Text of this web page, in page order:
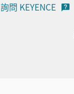
詢問 KEYENCE